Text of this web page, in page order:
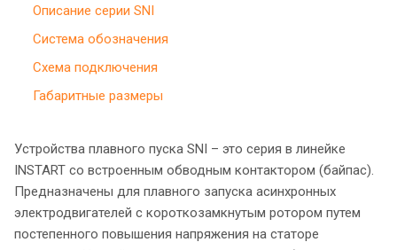
Описание серии SNI
Система обозначения
Схема подключения
Габаритные размеры
Устройства плавного пуска SNI – это серия в линейке
INSTART со встроенным обводным контактором (байпас).
Предназначены для плавного запуска асинхронных
электродвигателей с короткозамкнутым ротором путем
постепенного повышения напряжения на статоре